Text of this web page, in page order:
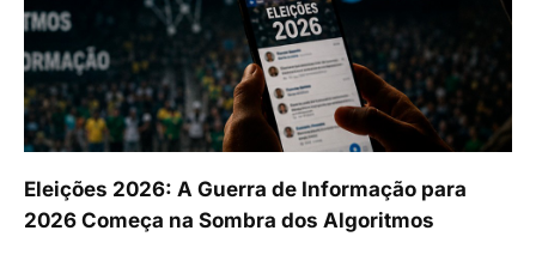
Eleições 2026: A Guerra de Informação para
2026 Começa na Sombra dos Algoritmos